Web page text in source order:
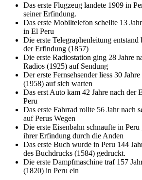
Das erste Flugzeug landete 1909 in
seiner Erfindung.
Das erste Mobiltelefon schellte 13
in El Peru
Die erste Telegraphenleitung entstand
der Erfindung (1857)
Die erste Radiostation ging 28 Jahre
Radios (1925) auf Sendung
Der erste Fernsehsender liess 30
(1958) auf sich warten
Das erst Auto kam 42 Jahre nach der
Peru
Das erste Fahrrad rollte 56 Jahr nach
auf Perus Wegen
Die erste Eisenbahn schnaufte in Peru
ihrer Erfindung durch die Anden
Das erste Buch wurde in Peru 144
des Buchdrucks (1584) gedruckt.
Die erste Dampfmaschine traf 157
(1820) in Peru ein